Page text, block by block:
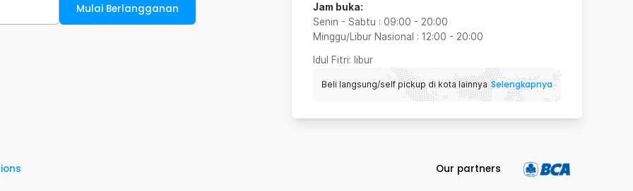
Jam buka:
Senin - Sabtu : 09:00 - 20:00
Minggu/Libur Nasional : 12:00 - 20:00
Idul Fitri: libur
Beli langsung/self pickup di kota lainnya Selengkapnya
Mulai Berlangganan
Our partners